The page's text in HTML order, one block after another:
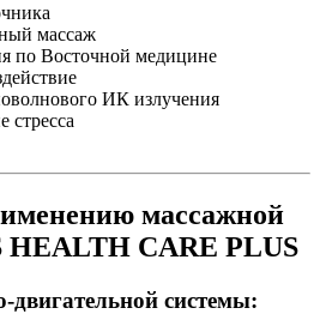
массаж
по Восточной медицине
ИК излучения
стресса
массажной
HEALTH CARE PLUS
двигательной системы: